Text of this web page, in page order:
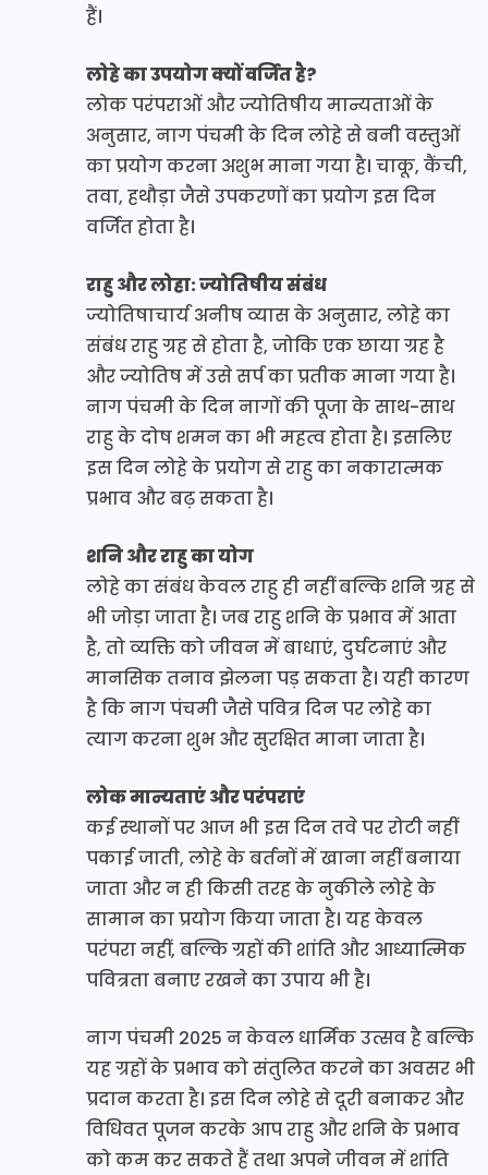
हैं।
लोहे का उपयोग क्यों वर्जित है?
लोक परंपराओं और ज्योतिषीय मान्यताओं के
अनुसार, नाग पंचमी के दिन लोहे से बनी वस्तुओं
का प्रयोग करना अशुभ माना गया है। चाकू, कैंची,
तवा, हथौड़ा जैसे उपकरणों का प्रयोग इस दिन
वर्जित होता है।
राहु और लोहा: ज्योतिषीय संबंध
ज्योतिषाचार्य अनीष व्यास के अनुसार, लोहे का
संबंध राहु ग्रह से होता है, जोकि एक छाया ग्रह है
और ज्योतिष में उसे सर्प का प्रतीक माना गया है।
नाग पंचमी के दिन नागों की पूजा के साथ-साथ
राहु के दोष शमन का भी महत्व होता है। इसलिए
इस दिन लोहे के प्रयोग से राहु का नकारात्मक
प्रभाव और बढ़ सकता है।
शनि और राहु का योग
लोहे का संबंध केवल राहु ही नहीं बल्कि शनि ग्रह से
भी जोड़ा जाता है। जब राहु शनि के प्रभाव में आता
है, तो व्यक्ति को जीवन में बाधाएं, दुर्घटनाएं और
मानसिक तनाव झेलना पड़ सकता है। यही कारण
है कि नाग पंचमी जैसे पवित्र दिन पर लोहे का
त्याग करना शुभ और सुरक्षित माना जाता है।
लोक मान्यताएं और परंपराएं
कई स्थानों पर आज भी इस दिन तवे पर रोटी नहीं
पकाई जाती, लोहे के बर्तनों में खाना नहीं बनाया
जाता और न ही किसी तरह के नुकीले लोहे के
सामान का प्रयोग किया जाता है। यह केवल
परंपरा नहीं, बल्कि ग्रहों की शांति और आध्यात्मिक
पवित्रता बनाए रखने का उपाय भी है।
नाग पंचमी 2025 न केवल धार्मिक उत्सव है बल्कि
यह ग्रहों के प्रभाव को संतुलित करने का अवसर भी
प्रदान करता है। इस दिन लोहे से दूरी बनाकर और
विधिवत पूजन करके आप राहु और शनि के प्रभाव
को कम कर सकते हैं तथा अपने जीवन में शांति